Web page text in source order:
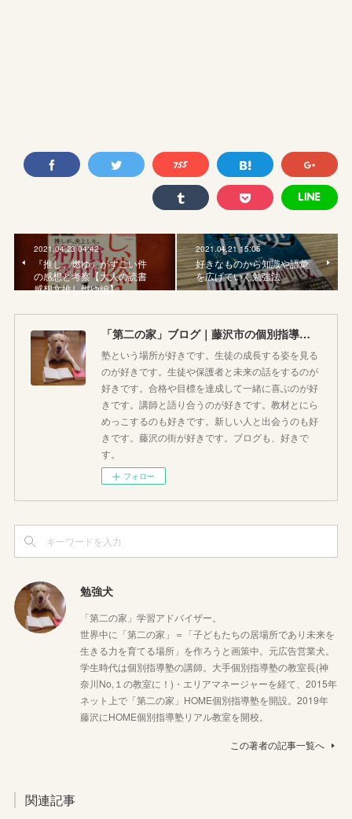
2021.04.23 04:42
『推し、燃ゆ』がすごい件
の感想と考察【大人の読書
感想文推し燃ゆ編】
2021.04.21 15:05
好きなものから知識や語彙
を広げていく勉強法
「第二の家」ブログ｜藤沢市の個別指導塾のお話
塾という場所が好きです。生徒の成長する姿を見る
のが好きです。生徒や保護者と未来の話をするのが
好きです。合格や目標を達成して一緒に喜ぶのが好
きです。講師と語り合うのが好きです。教材とにら
めっこするのも好きです。新しい人と出会うのも好
きです。藤沢の街が好きです。ブログも、好きで
す。
フォロー
勉強犬
「第二の家」学習アドバイザー。
世界中に「第二の家」＝「子どもたちの居場所であり未来を
生きる力を育てる場所」を作ろうと画策中。元広告営業犬。
学生時代は個別指導塾の講師。大手個別指導塾の教室長(神
奈川No,１の教室に！)・エリアマネージャーを経て、2015年
ネット上で「第二の家」HOME個別指導塾を開設。2019年
藤沢にHOME個別指導塾リアル教室を開校。
この著者の記事一覧へ
関連記事